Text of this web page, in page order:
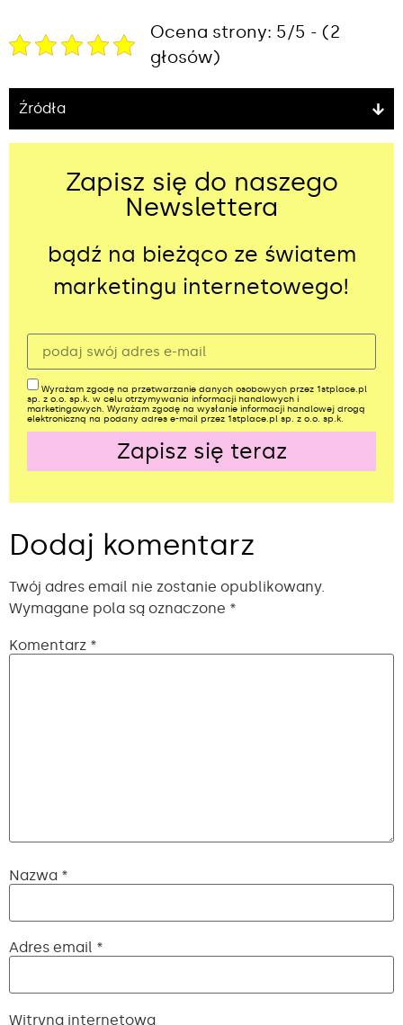
Ocena strony: 5/5 - (2
głosów)
Źródła
Zapisz się do naszego
Newslettera
bądź na bieżąco ze światem
marketingu internetowego!
Wyrażam zgodę na przetwarzanie danych osobowych przez 1stplace.pl
sp. z o.o. sp.k. w celu otrzymywania informacji handlowych i
marketingowych. Wyrażam zgodę na wysłanie informacji handlowej drogą
elektroniczną na podany adres e-mail przez 1stplace.pl sp. z o.o. sp.k.
Zapisz się teraz
Dodaj komentarz
Twój adres email nie zostanie opublikowany.
Wymagane pola są oznaczone *
Komentarz *
Nazwa *
Adres email *
Witryna internetowa